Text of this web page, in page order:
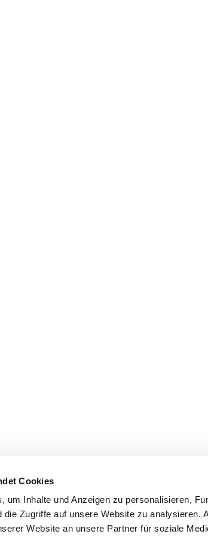
Cookies
um Inhalte und Anzeigen zu personalisieren,
die Zugriffe auf unsere Website zu analysieren.
Website an unsere Partner für soziale